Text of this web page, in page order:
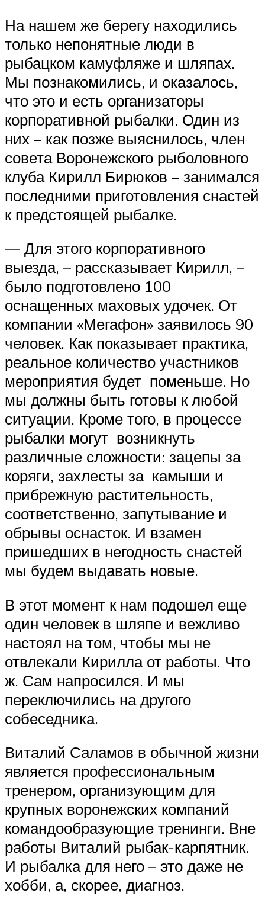
На нашем же берегу находились
только непонятные люди в
рыбацком камуфляже и шляпах.
Мы познакомились, и оказалось,
что это и есть организаторы
корпоративной рыбалки. Один из
них – как позже выяснилось, член
совета Воронежского рыболовного
клуба Кирилл Бирюков – занимался
последними приготовления снастей
к предстоящей рыбалке.
— Для этого корпоративного
выезда, – рассказывает Кирилл, –
было подготовлено 100
оснащенных маховых удочек. От
компании «Мегафон» заявилось 90
человек. Как показывает практика,
реальное количество участников
мероприятия будет поменьше. Но
мы должны быть готовы к любой
ситуации. Кроме того, в процессе
рыбалки могут возникнуть
различные сложности: зацепы за
коряги, захлесты за камыши и
прибрежную растительность,
соответственно, запутывание и
обрывы оснасток. И взамен
пришедших в негодность снастей
мы будем выдавать новые.
В этот момент к нам подошел еще
один человек в шляпе и вежливо
настоял на том, чтобы мы не
отвлекали Кирилла от работы. Что
ж. Сам напросился. И мы
переключились на другого
собеседника.
Виталий Саламов в обычной жизни
является профессиональным
тренером, организующим для
крупных воронежских компаний
командообразующие тренинги. Вне
работы Виталий рыбак-карпятник.
И рыбалка для него – это даже не
хобби, а, скорее, диагноз.